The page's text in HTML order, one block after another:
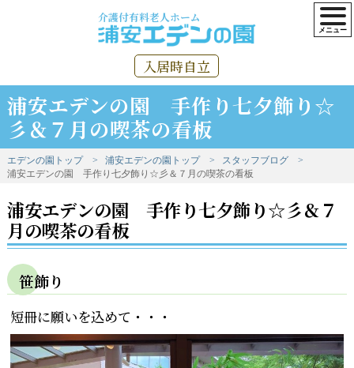
介護付有料老人ホーム
入居時自立
浦安エデンの園 手作り七夕飾り☆
彡＆７月の喫茶の看板
エデンの園トップ 浦安エデンの園トップ
スタッフブログ
浦安エデンの園 手作り七夕飾り☆彡＆７月の喫茶の看板
浦安エデンの園 手作り七夕飾り☆彡＆７
月の喫茶の看板
笹飾り
短冊に願いを込めて・・・